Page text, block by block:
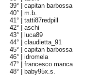
39° |capitan barbossa
40° |m.b.
41° |tatti87redpill
42° |aschi
43° |
luca89
44° |claudietta_91
45° |capitan barbossa
46° |idromela
47° |francesco manca
48° |
baby95x.s.